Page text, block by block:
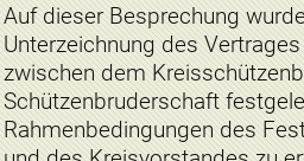
Auf dieser Besprechung
Unterzeichnung des
zwischen dem
Schützenbruderschaft
Rahmenbedingungen des